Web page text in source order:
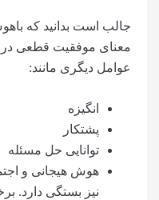
جالب است بدانید که
معنای موفقیت قطعی
عوامل دیگری مانند:
انگیزه
پشتکار
توانایی حل مسئله
هوش هیجانی و
نیز بستگی دارد.